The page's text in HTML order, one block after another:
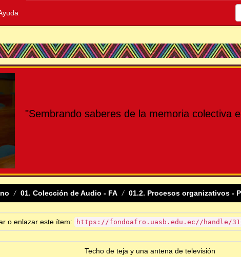
"Sembrando saberes de la memoria colectiva
01. Colección de Audio - FA 01.2. Procesos organizativos -
o enlazar este ítem: https://fondoafro.uasb.edu.ec//handle/
Techo de teja y una antena de televisión